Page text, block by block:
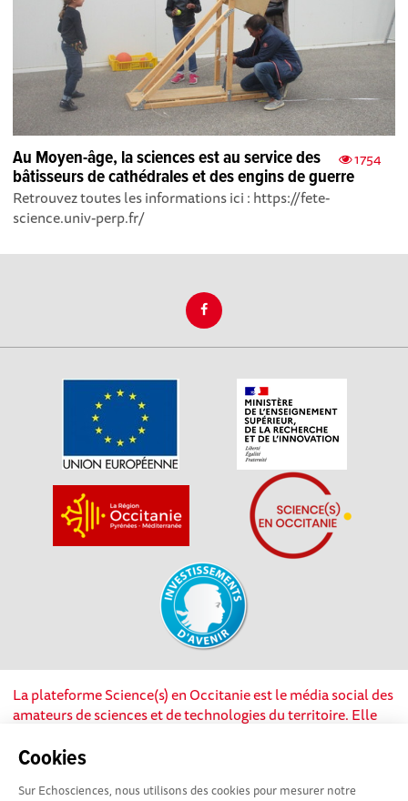
Cookies
Sur Echosciences, nous utilisons des cookies pour mesurer notre
1754
Au Moyen-âge, la sciences est au service des
bâtisseurs de cathédrales et des engins de guerre
Retrouvez toutes les informations ici : https://fete-
science.univ-perp.fr/
La plateforme Science(s) en Occitanie est le média social des
amateurs de sciences et de technologies du territoire. Elle
soutien de nombreux acteurs locaux. Ce projet est cofinancé
l’Union européenne via les fonds européen de